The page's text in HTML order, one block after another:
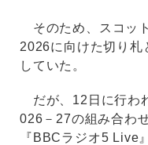
そのため、スコッ
2026に向けた切り札
していた。
だが、12日に行わ
026－27の組み合わ
『BBCラジオ5 Live